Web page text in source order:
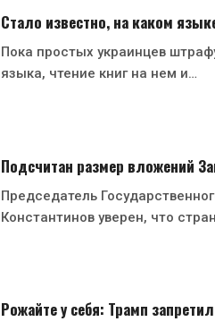
Стало известно, на каком
Пока простых украинцев
языка, чтение книг на нем и…
Подсчитан размер вложений
Председатель
Константинов уверен, что
Рожайте у себя: Трамп